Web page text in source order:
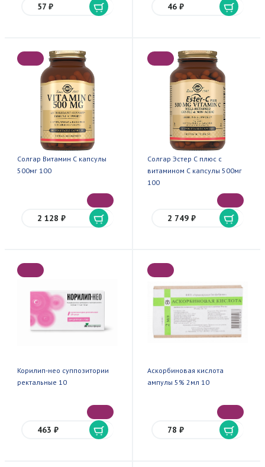
57 ₽ 46 ₽
Солгар Витамин С капсулы
500мг 100
2 128 ₽
Солгар Эстер С плюс с
витамином С капсулы 500мг
100
2 749 ₽
Корилип-нео суппозитории
ректальные 10
463 ₽
Аскорбиновая кислота
ампулы 5% 2мл 10
78 ₽